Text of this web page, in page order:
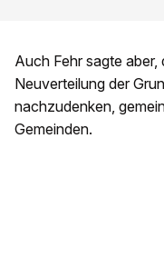
Auch Fehr sagte aber,
Neuverteilung der
nachzudenken,
Gemeinden.